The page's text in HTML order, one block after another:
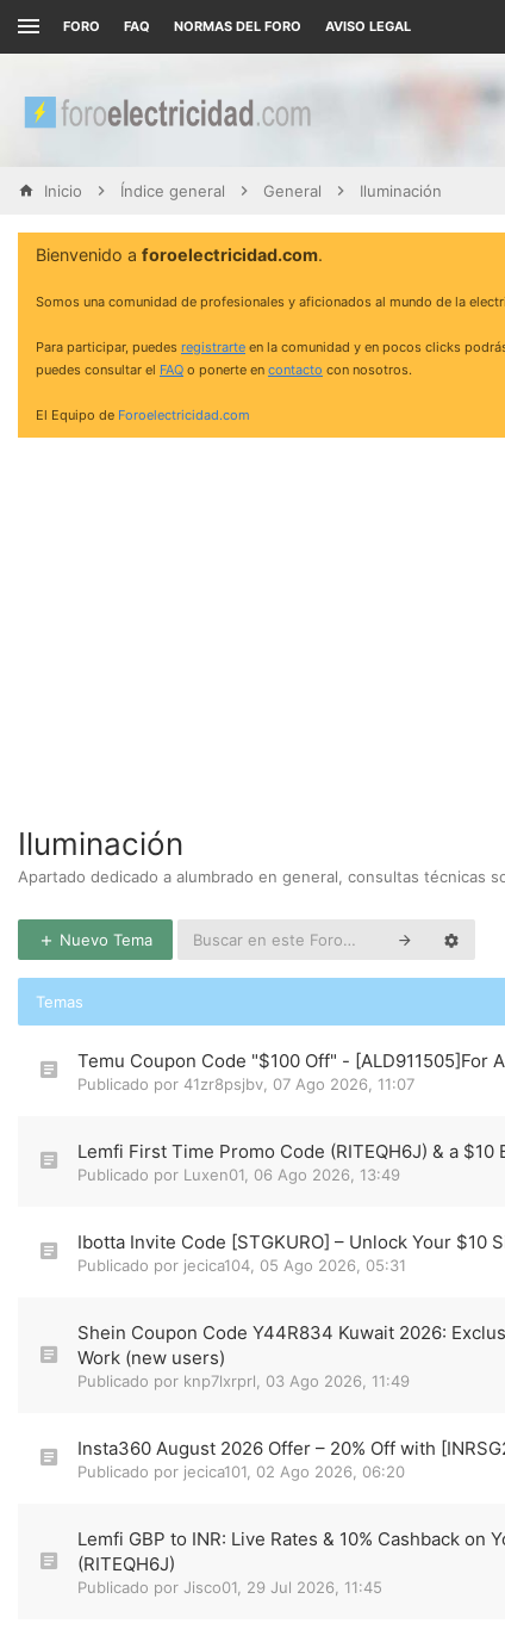
FORO FAQ NORMAS DEL FORO AVISO LEGAL
Inicio Índice general General Iluminación
Bienvenido a foroelectricidad.com.
Somos una comunidad de profesionales y aficionados al mundo de la
Para participar, puedes registrarte en la comunidad y en pocos clicks
puedes consultar el FAQ o ponerte en contacto con nosotros.
El Equipo de Foroelectricidad.com
Iluminación
Apartado dedicado a alumbrado en general, consultas técnicas
Nuevo Tema
Temas
Temu Coupon Code "$100 Off" - [ALD911505]For
Publicado por 41zr8psjbv 07 Ago 2026, 11:07
Lemfi First Time Promo Code (RITEQH6J) & a $10
Publicado por Luxen01 06 Ago 2026, 13:49
Ibotta Invite Code [STGKURO] – Unlock Your $10
Publicado por jecica104 05 Ago 2026, 05:31
Shein Coupon Code Y44R834 Kuwait 2026:
Work (new users)
Publicado por knp7lxrprl 03 Ago 2026, 11:49
Insta360 August 2026 Offer – 20% Off with
Publicado por jecica101 02 Ago 2026, 06:20
Lemfi GBP to INR: Live Rates & 10% Cashback on
(RITEQH6J)
Publicado por Jisco01 29 Jul 2026, 11:45